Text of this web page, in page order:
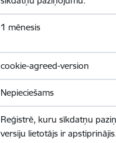
1 mēnesis
cookie-agreed-version
Nepieciešams
Reģistrē, kuru sīkdatņu
versiju lietotājs ir apstiprinājis.